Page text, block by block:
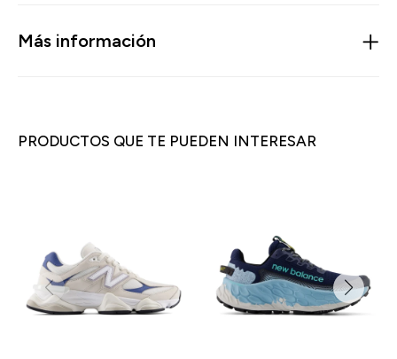
Más información
PRODUCTOS QUE TE PUEDEN INTERESAR